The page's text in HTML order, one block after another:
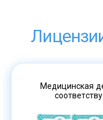
Медицинская